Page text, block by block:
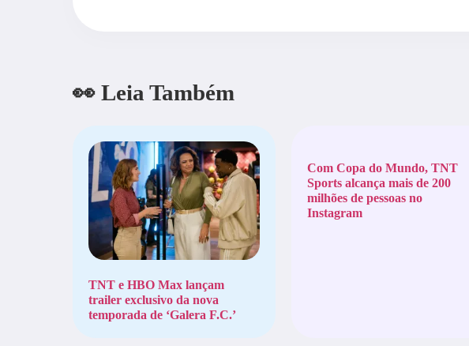
👀 Leia Também
TNT e HBO Max lançam
trailer exclusivo da nova
temporada de ‘Galera F.C.’
Com Copa do Mundo, TNT
Sports alcança mais de 200
milhões de pessoas no
Instagram